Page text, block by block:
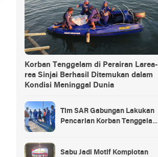
Korban Tenggelam di Perairan Larea-
rea Sinjai Berhasil Ditemukan dalam
Kondisi Meninggal Dunia
Tim SAR Gabungan Lakukan
Pencarian Korban Tenggelam
Sabu Jadi Motif Komplotan